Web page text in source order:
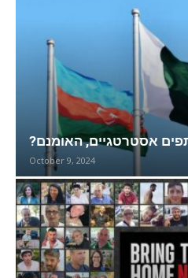
אסטרטגיים, האומנם
October 9, 2024